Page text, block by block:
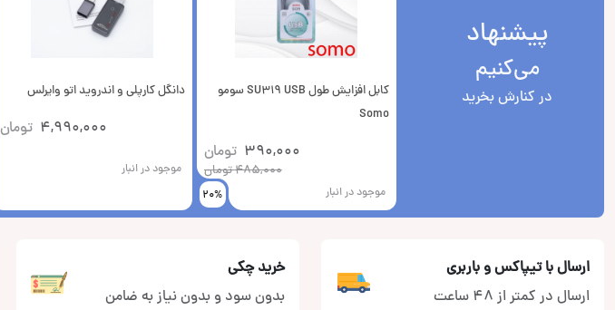
پیشنهاد
می‌کنیم
در کنارش بخرید
20%
کابل افزایش طول SU319 USB سومو
Somo
390,000 تومان
485,000تومان
موجود در انبار
دانگل کارپلی و اندروید اتو وایرلس
4,990,000 تومان
موجود در انبار
ارسال با تیپاکس و باربری
ارسال در کمتر از 48 ساعت
خرید چکی
بدون سود و بدون نیاز به ضامن